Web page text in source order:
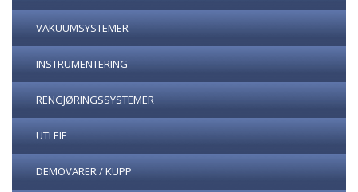
VAKUUMSYSTEMER
INSTRUMENTERING
RENGJØRINGSSYSTEMER
UTLEIE
DEMOVARER / KUPP